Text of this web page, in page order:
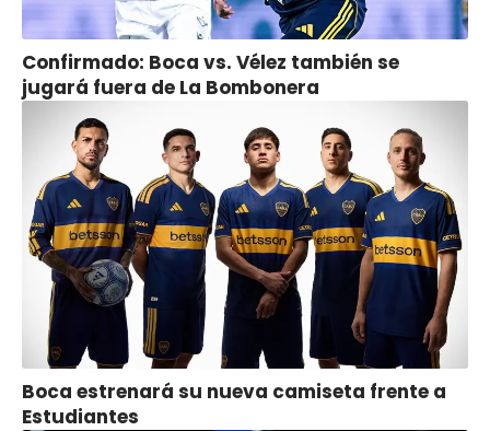
Confirmado: Boca vs. Vélez también se
jugará fuera de La Bombonera
Boca estrenará su nueva camiseta frente a
Estudiantes